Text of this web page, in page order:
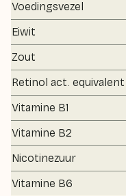
Voedingsvezel
Eiwit
Zout
Retinol act. equivalent
Vitamine B1
Vitamine B2
Nicotinezuur
Vitamine B6